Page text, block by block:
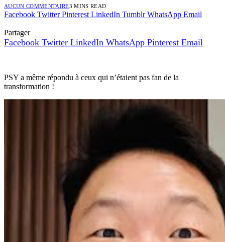
AUCUN COMMENTAIRE3 MINS READ
Facebook Twitter Pinterest LinkedIn Tumblr WhatsApp Email
Partager
Facebook Twitter LinkedIn WhatsApp Pinterest Email
PSY a même répondu à ceux qui n’étaient pas fan de la
transformation !